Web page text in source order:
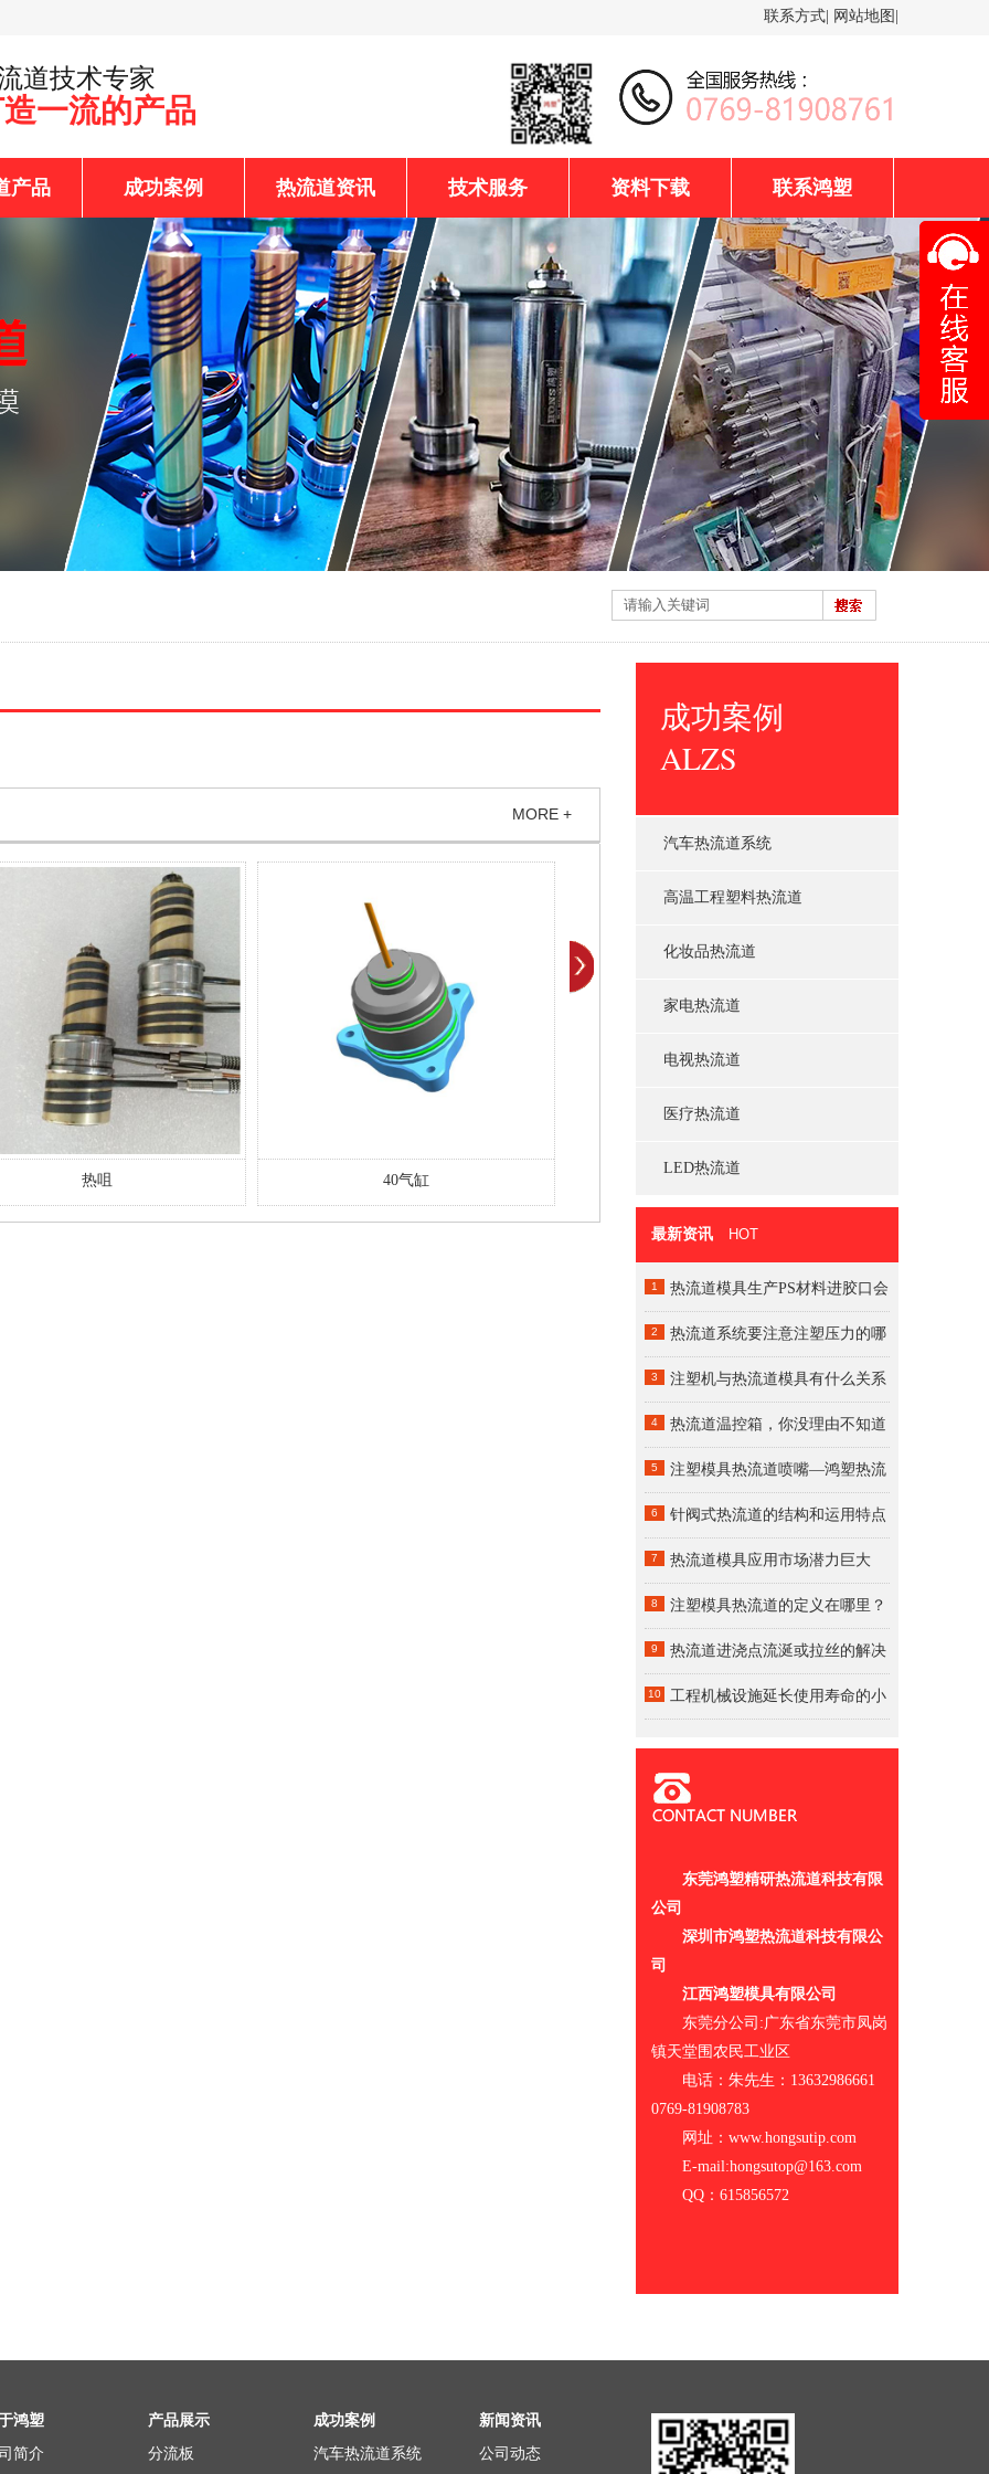
联系方式 网站地图
道技术专家
一流的产品
产品 成功案例 热流道资讯 技术服务 资料下载 联系鸿塑
MORE +
40气缸 60气缸 热咀
成功案例
ALZS
汽车热流道系统
高温工程塑料热流道
化妆品热流道
家电热流道
电视热流道
医疗热流道
LED热流道
最新资讯 HOT
1
热流道模具生产PS材料进胶口会
2
热流道系统要注意注塑压力的哪
3
注塑机与热流道模具有什么关系
4 热流道温控箱，你没理由不知道
5
注塑模具热流道喷嘴—鸿塑热流
6
针阀式热流道的结构和运用特点
7 热流道模具应用市场潜力巨大
8 注塑模具热流道的定义在哪里？
9
热流道进浇点流涎或拉丝的解决
10
工程机械设施延长使用寿命的小
东莞鸿塑精研热流道科技有限
公司
深圳市鸿塑热流道科技有限公
司
江西鸿塑模具有限公司
东莞分公司:广东省东莞市凤岗
镇天堂围农民工业区
电话：朱先生：13632986661
0769-81908783
网址：www.hongsutip.com
E-mail:hongsutop@163.com
QQ：615856572
鸿塑
简介
产品展示
分流板
成功案例
汽车热流道系统
新闻资讯
公司动态